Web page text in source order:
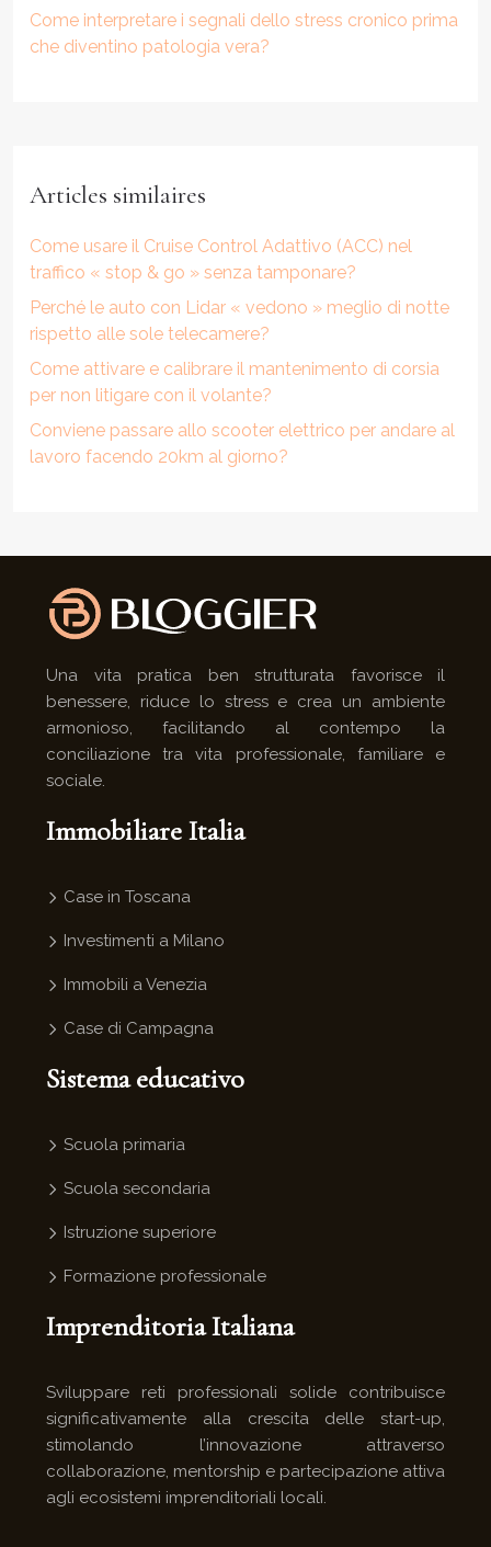
Come interpretare i segnali dello stress cronico prima
che diventino patologia vera?
Articles similaires
Come usare il Cruise Control Adattivo (ACC) nel
traffico « stop & go » senza tamponare?
Perché le auto con Lidar « vedono » meglio di notte
rispetto alle sole telecamere?
Come attivare e calibrare il mantenimento di corsia
per non litigare con il volante?
Conviene passare allo scooter elettrico per andare al
lavoro facendo 20km al giorno?
Una vita pratica ben strutturata favorisce il
benessere, riduce lo stress e crea un ambiente
armonioso, facilitando al contempo la
conciliazione tra vita professionale, familiare e
sociale.
Immobiliare Italia
Case in Toscana
Investimenti a Milano
Immobili a Venezia
Case di Campagna
Sistema educativo
Scuola primaria
Scuola secondaria
Istruzione superiore
Formazione professionale
Imprenditoria Italiana
Sviluppare reti professionali solide contribuisce
significativamente alla crescita delle start-up,
stimolando l’innovazione attraverso
collaborazione, mentorship e partecipazione attiva
agli ecosistemi imprenditoriali locali.